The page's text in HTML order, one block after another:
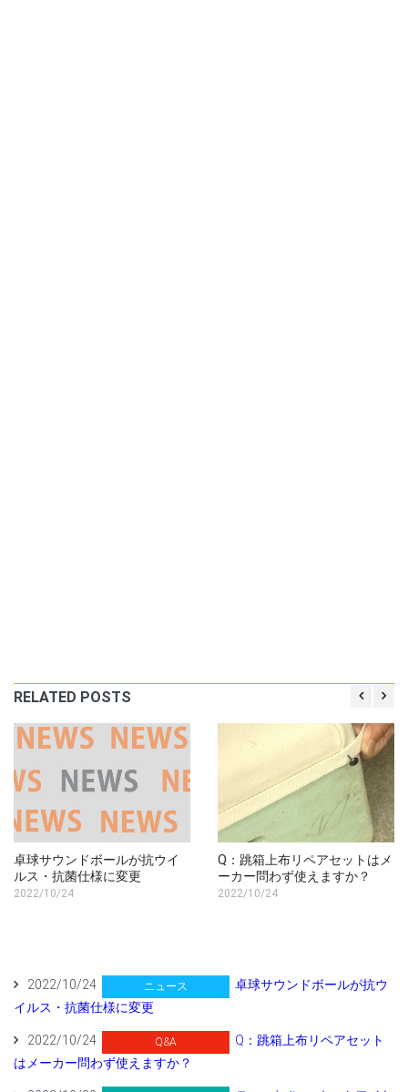
RELATED POSTS
卓球サウンドボールが抗ウイ
ルス・抗菌仕様に変更
2022/10/24
Q：跳箱上布リペアセットはメ
ーカー問わず使えますか？
2022/10/24
2022/10/24 ニュース
卓球サウンドボールが抗ウ
イルス・抗菌仕様に変更
2022/10/24 Q&A
Q：跳箱上布リペアセット
はメーカー問わず使えますか？